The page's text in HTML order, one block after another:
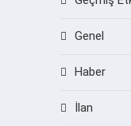
Genel
Haber
İlan